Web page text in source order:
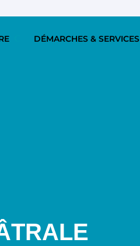
DÉMARCHES & SERVICES